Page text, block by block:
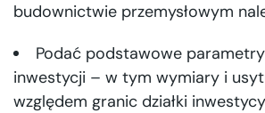
budownictwie przemysłowym
Podać podstawowe
inwestycji – w tym wymiary i
względem granic działki